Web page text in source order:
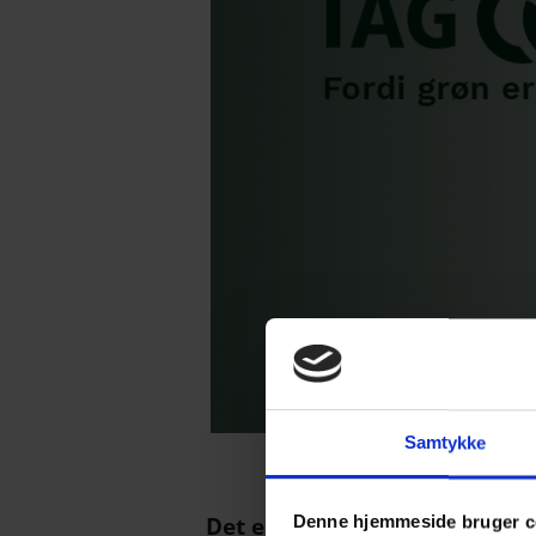
Samtykke
Denne hjemmeside bruger
Det er virksomhederne Easy